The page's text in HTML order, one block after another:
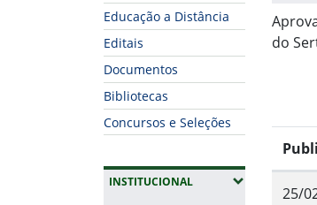
Educação a Distância
Editais
Documentos
Bibliotecas
Concursos e Seleções
INSTITUCIONAL(EXPANDIR SUBMENUS)
do
25/